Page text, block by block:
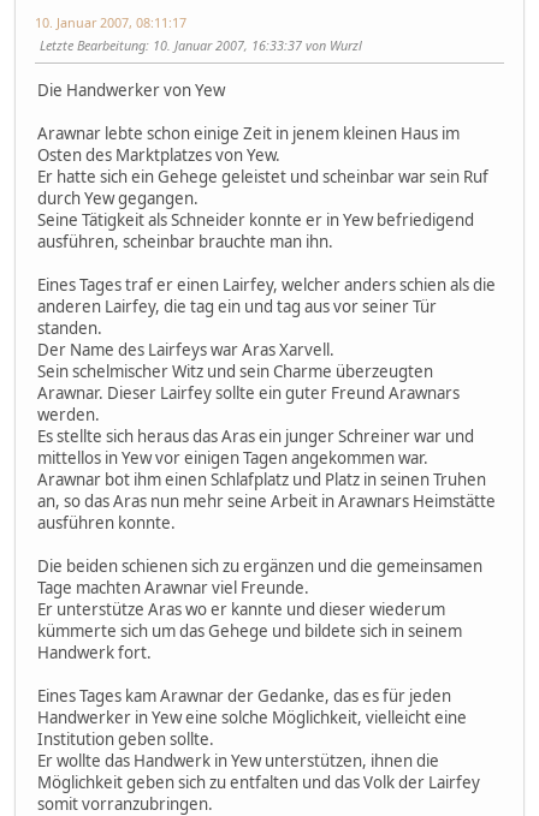
10. Januar 2007, 08:11:17
Letzte Bearbeitung: 10. Januar 2007, 16:33:37 von Wurzl
Die Handwerker von Yew
Arawnar lebte schon einige Zeit in jenem kleinen Haus im
Osten des Marktplatzes von Yew.
Er hatte sich ein Gehege geleistet und scheinbar war sein Ruf
durch Yew gegangen.
Seine Tätigkeit als Schneider konnte er in Yew befriedigend
ausführen, scheinbar brauchte man ihn.
Eines Tages traf er einen Lairfey, welcher anders schien als die
anderen Lairfey, die tag ein und tag aus vor seiner Tür
standen.
Der Name des Lairfeys war Aras Xarvell.
Sein schelmischer Witz und sein Charme überzeugten
Arawnar. Dieser Lairfey sollte ein guter Freund Arawnars
werden.
Es stellte sich heraus das Aras ein junger Schreiner war und
mittellos in Yew vor einigen Tagen angekommen war.
Arawnar bot ihm einen Schlafplatz und Platz in seinen Truhen
an, so das Aras nun mehr seine Arbeit in Arawnars Heimstätte
ausführen konnte.
Die beiden schienen sich zu ergänzen und die gemeinsamen
Tage machten Arawnar viel Freunde.
Er unterstütze Aras wo er kannte und dieser wiederum
kümmerte sich um das Gehege und bildete sich in seinem
Handwerk fort.
Eines Tages kam Arawnar der Gedanke, das es für jeden
Handwerker in Yew eine solche Möglichkeit, vielleicht eine
Institution geben sollte.
Er wollte das Handwerk in Yew unterstützen, ihnen die
Möglichkeit geben sich zu entfalten und das Volk der Lairfey
somit vorranzubringen.